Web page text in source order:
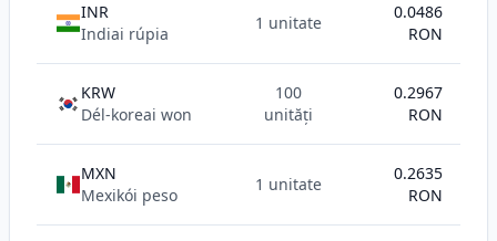
INR
Indiai rúpia
1 unitate
0.0486
RON
KRW
Dél-koreai won
100
unități
0.2967
RON
MXN
Mexikói peso
1 unitate
0.2635
RON